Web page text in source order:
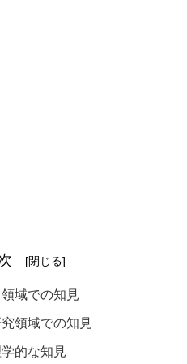
域での知見
領域での知見
的な知見